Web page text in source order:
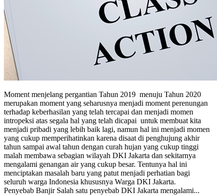
Moment menjelang pergantian Tahun 2019 menuju Tahun 2020
merupakan moment yang seharusnya menjadi moment perenungan
terhadap keberhasilan yang telah tercapai dan menjadi momen
intropeksi atas segala hal yang telah dicapai untuk membuat kita
menjadi pribadi yang lebih baik lagi, namun hal ini menjadi momen
yang cukup memperihatinkan karena disaat di penghujung akhir
tahun sampai awal tahun dengan curah hujan yang cukup tinggi
malah membawa sebagian wilayah DKI Jakarta dan sekitarnya
mengalami genangan air yang cukup besar. Tentunya hal ini
menciptakan masalah baru yang patut menjadi perhatian bagi
seluruh warga Indonesia khususnya Warga DKI Jakarta.
Penyebab Banjir Salah satu penyebab DKI Jakarta mengalami...